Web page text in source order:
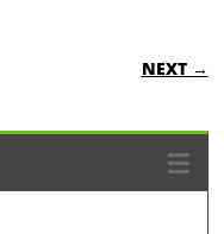
NEXT →